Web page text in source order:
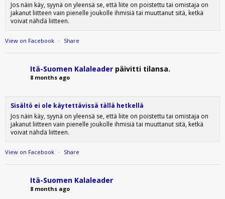
Jos näin käy, syynä on yleensä se, että liite on poistettu tai omistaja on
jakanut liitteen vain pienelle joukolle ihmisiä tai muuttanut sitä, ketkä
voivat nähdä liitteen.
View on Facebook · Share
Itä-Suomen Kalaleader päivitti tilansa.
8 months ago
Sisältö ei ole käytettävissä tällä hetkellä
Jos näin käy, syynä on yleensä se, että liite on poistettu tai omistaja on
jakanut liitteen vain pienelle joukolle ihmisiä tai muuttanut sitä, ketkä
voivat nähdä liitteen.
View on Facebook · Share
Itä-Suomen Kalaleader
8 months ago